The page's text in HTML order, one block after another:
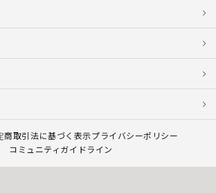
商取引法に基づく表示プライバシーポリシー
コミュニティガイドライン